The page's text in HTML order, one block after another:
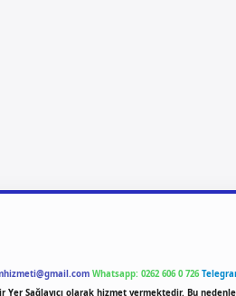
Whatsapp: 0262 606 0 726
Yer Sağlayıcı olarak hizmet vermektedir. Bu